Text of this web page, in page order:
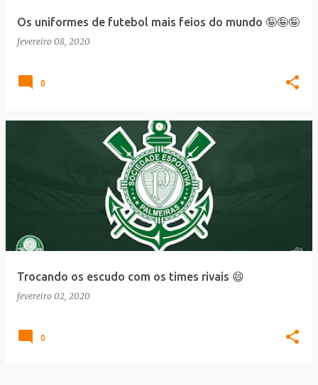
Os uniformes de futebol mais feios do mundo 🤪🤪🤪
fevereiro 08, 2020
0
Trocando os escudo com os times rivais 😄
fevereiro 02, 2020
0